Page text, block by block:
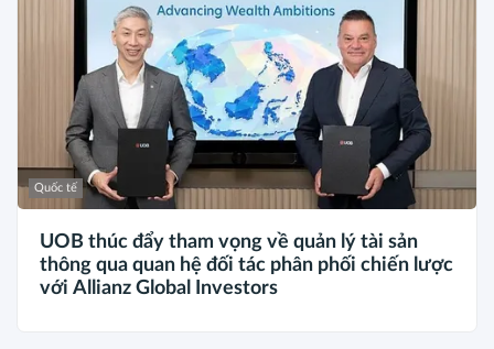
Quốc tế
UOB thúc đẩy tham vọng về quản lý tài sản
thông qua quan hệ đối tác phân phối chiến lược
với Allianz Global Investors